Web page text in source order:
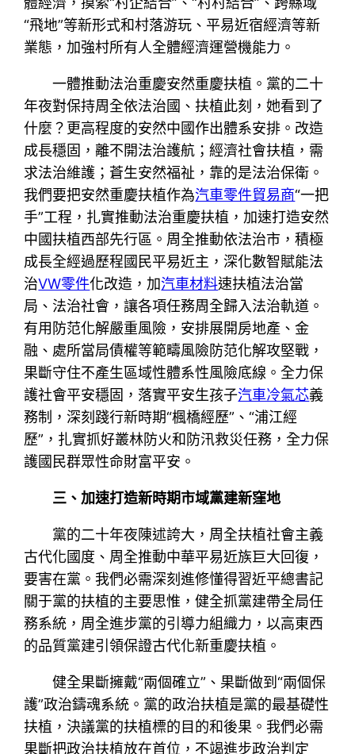
“飛地”等新形式和村落游玩、平易近宿經濟等新
業態，加強村所有人全體經濟運營機能力。
一體推動法治重慶安然重慶扶植。黨的二十
年夜對保持周全依法治國、扶植此刻，她看到了
什麼？更高程度的安然中國作出體系安排。改造
成長穩固，離不開法治護航；經濟社會扶植，需
求法治維護；蒼生安然福祉，靠的是法治保衛。
我們要把安然重慶扶植作為汽車零件貿易商“一把
手”工程，扎實推動法治重慶扶植，加速打造安然
中國扶植西部先行區。周全推動依法治市，積極
成長全經過歷程國民平易近主，深化數智賦能法
治VW零件化改造，加汽車材料速扶植法治當
局、法治社會，讓各項任務周全歸入法治軌道。
有用防范化解嚴重風險，安排展開房地產、金
融、處所當局債權等範疇風險防范化解攻堅戰，
果斷守住不產生區域性體系性風險底線。全力保
護社會平安穩固，落實平安生孩子汽車冷氣芯義
務制，深刻踐行新時期“楓橋經歷”、“浦江經
歷”，扎實抓好叢林防火和防汛救災任務，全力保
護國民群眾性命財富平安。
三、加速打造新時期市域黨建新窪地
黨的二十年夜陳述誇大，周全扶植社會主義
古代化國度、周全推動中華平易近族巨大回復，
要害在黨。我們必需深刻進修懂得習近平總書記
關于黨的扶植的主要思惟，健全抓黨建帶全局任
務系統，周全進步黨的引導力組織力，以高東西
的品質黨建引領保證古代化新重慶扶植。
健全果斷擁戴“兩個確立”、果斷做到“兩個保
護”政治鑄魂系統。黨的政治扶植是黨的最基礎性
扶植，決議黨的扶植標的目的和後果。我們必需
果斷把政治扶植放在首位，不竭進步政治判定